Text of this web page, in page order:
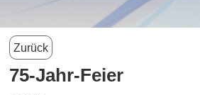
Zurück
75-Jahr-Feier